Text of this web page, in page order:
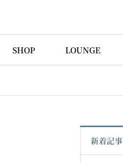
SHOP LOUNGE
新着記事